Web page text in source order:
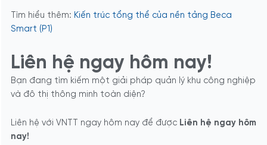
Tìm hiểu thêm: Kiến trúc tổng thể của nền tảng Beca
Smart (P1)
Liên hệ ngay hôm nay!
Bạn đang tìm kiếm một giải pháp quản lý khu công nghiệp
và đô thị thông minh toàn diện?
Liên hệ với VNTT ngay hôm nay để được Liên hệ ngay hôm
nay!